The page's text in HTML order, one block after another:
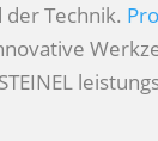
Technik.